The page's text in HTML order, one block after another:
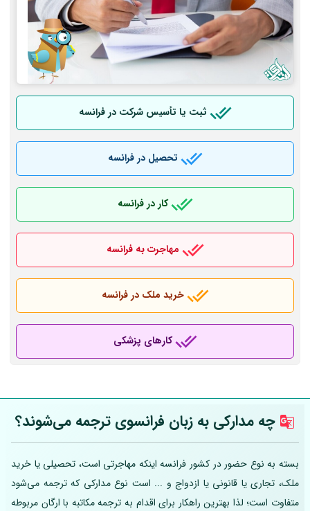
ثبت یا تأسیس شرکت در فرانسه
تحصیل در فرانسه
کار در فرانسه
مهاجرت به فرانسه
خرید ملک در فرانسه
کارهای پزشکی
چه مدارکی به زبان فرانسوی ترجمه می‌شوند؟
بسته به نوع حضور در کشور فرانسه اینکه مهاجرتی است، تحصیلی یا خرید
ملک، تجاری یا قانونی یا ازدواج و ... است نوع مدارکی که ترجمه می‌شود
متفاوت است؛ لذا بهترین راهکار برای اقدام به ترجمه مکاتبه با ارگان مربوطه